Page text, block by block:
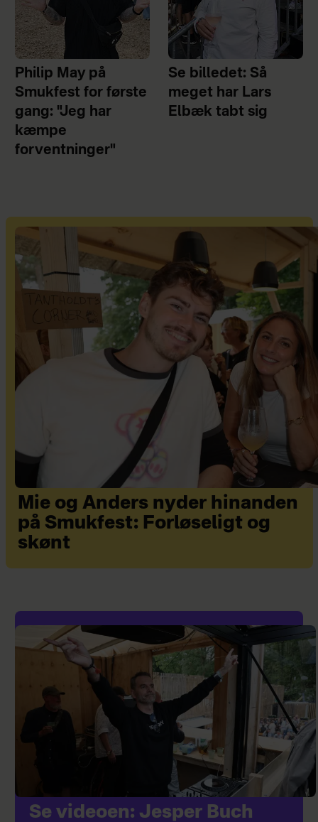
Philip May på
Smukfest for første
gang: "Jeg har
kæmpe
forventninger"
Se billedet: Så
meget har Lars
Elbæk tabt sig
Mie og Anders nyder hinanden
på Smukfest: Forløseligt og
skønt
Se videoen: Jesper Buch